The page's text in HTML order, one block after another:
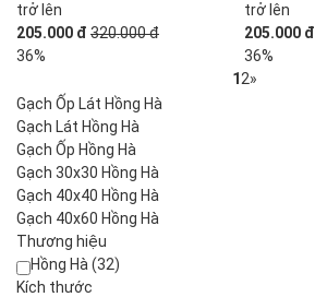
trở lên
205.000 đ 320.000 đ
36%
trở lên
205.000 đ
36%
1 2»
Gạch Ốp Lát Hồng Hà
Gạch Lát Hồng Hà
Gạch Ốp Hồng Hà
Gạch 30x30 Hồng Hà
Gạch 40x40 Hồng Hà
Gạch 40x60 Hồng Hà
Thương hiệu
Hồng Hà (32)
Kích thước